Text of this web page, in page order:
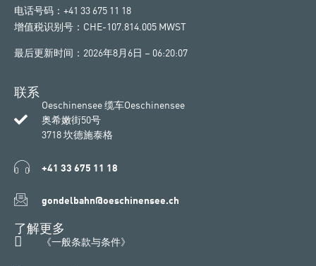
电话号码：+41 33 675 11 18
增值税识别号：CHE-107.814.005 MWST
最后更新时间：2026年8月6日 – 06:20:07
联系
Oeschinensee 缆车Oeschinensee
奥希嫩街50号
3718 坎德施泰格
+41 33 675 11 18
gondelbahn@oeschinensee.ch
了解更多
《一般条款与条件》